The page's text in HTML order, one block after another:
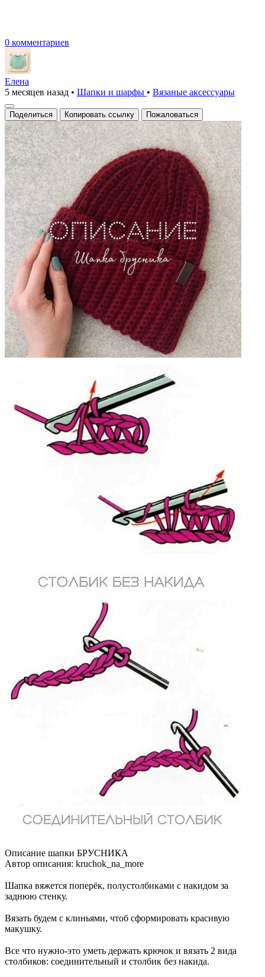
0 комментариев
Елена
5 месяцев назад • Шапки и шарфы • Вязаные аксесcуары
Поделиться Копировать ссылку Пожаловаться
Описание шапки БРУСНИКА
Автор описания: kruchok_na_more
Шапка вяжется поперёк, полустолбиками с накидом за
заднюю стенку.
Вязать будем с клиньями, чтоб сформировать красивую
макушку.
Все что нужно-это уметь держать крючок и вязать 2 вида
столбиков: соединительный и столбик без накида.